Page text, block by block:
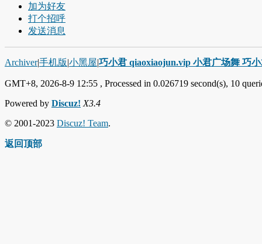
加为好友
打个招呼
发送消息
Archiver|手机版|小黑屋|巧小君 qiaoxiaojun.vip 小君广场舞 巧
GMT+8, 2026-8-9 12:55 , Processed in 0.026719 second(s), 10
Powered by Discuz! X3.4
© 2001-2023 Discuz! Team.
返回顶部